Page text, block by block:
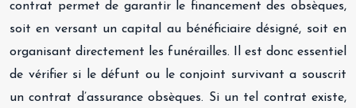
contrat permet de garantir le financement des obsèques,
soit en versant un capital au bénéficiaire désigné, soit en
organisant directement les funérailles. Il est donc essentiel
de vérifier si le défunt ou le conjoint survivant a souscrit
un contrat d’assurance obsèques. Si un tel contrat existe,